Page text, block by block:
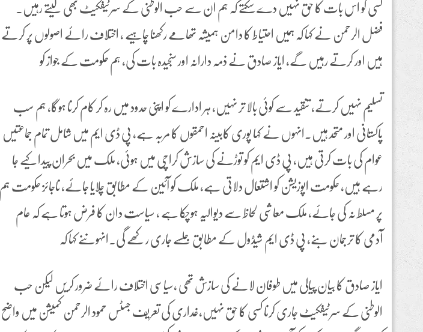
کسی کو اس بات کا حق نہیں دے سکتے کہ ہم ان سے حب الوطنی کے سرٹیفکیٹ بھی لیتے رہیں۔
فضل الرحمن نے کہا کہ ہمیں احتیاط کا دامن ہمیشہ تھامے رکھنا چاہیے ، اختلاف رائے اصولوں پر کرتے
ہیں اور کرتے رہیں گے، ایاز صادق نے ذمہ دارانہ اور سنجیدہ بات کی، ہم حکومت کے جواز کو
تسلیم نہیں کرتے، تنقید سے کوئی بالا تر نہیں، ہر ادارے کو اپنی حدود میں رہ کر کام کرنا ہوگا، ہم سب
پاکستانی اور متحد ہیں۔انہوں نے کہا پوری کابینہ احمقوں کا مربہ ہے، پی ڈی ایم میں شامل تمام جماعتیں
عوام کی بات کرتی ہیں، پی ڈی ایم کو توڑنے کی سازش کراچی میں ہوئی، ملک میں بحران پیدا کیے جا
رہے ہیں، حکومت اپوزیشن کو اشتعال دلاتی ہے، ملک کو آئین کے مطابق چلایا جائے، ناجائز حکومت ہم
پر مسلط نہ کی جائے، ملک معاشی لحاظ سے دیوالیہ ہوچکا ہے ، سیاست دان کا فرض ہوتا ہے کہ عام
آدمی کا ترجمان بنے، پی ڈی ایم شیڈول کے مطابق جلسے جاری رکھے گی۔انہوںنے کہا کہ
ایاز صادق کا بیان پیالی میں طوفان لانے کی سازش تھی ،سیاسی اختلاف رائے ضرور کریں لیکن حب
الوطنی کے سرٹیفکیٹ جاری کرنا کسی کا حق نہیں،غداری کی تعریف جسٹس حمود الرحمن کمیشن میں واضح